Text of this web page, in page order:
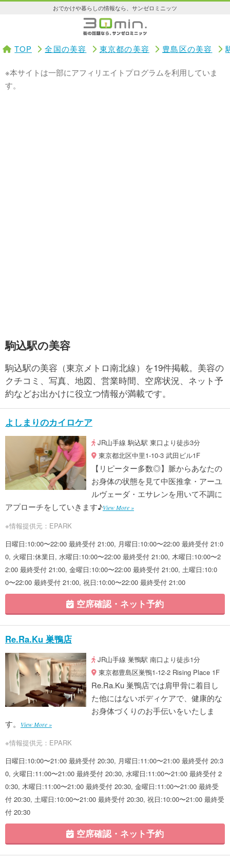
おでかけや暮らしの情報なら、サンゼロミニッツ
TOP 全国の美容 東京都の美容 豊島区の美容
※本サイトは一部にアフィリエイトプログラムを利用していま
す。
駒込駅の美容
駒込駅の美容（東京メトロ南北線）を19件掲載。美容の
クチコミ、写真、地図、営業時間、空席状況、ネット予
約などお出かけに役立つ情報が満載です。
よしまりのカイロケア
JR山手線 駒込駅 東口より徒歩3分
東京都北区中里1-10-3 武田ビル1F
【リピーター多数◎】脈からあなたの
お身体の状態を見て中医推拿・アーユ
ルヴェーダ・エサレンを用いて不調に
アプローチをしていきます♪View More »
※情報提供元：EPARK
日曜日:10:00〜22:00 最終受付 21:00, 月曜日:10:00〜22:00 最終受付 21:0
0, 火曜日:休業日, 水曜日:10:00〜22:00 最終受付 21:00, 木曜日:10:00〜2
2:00 最終受付 21:00, 金曜日:10:00〜22:00 最終受付 21:00, 土曜日:10:0
0〜22:00 最終受付 21:00, 祝日:10:00〜22:00 最終受付 21:00
空席確認・ネット予約
Re.Ra.Ku 巣鴨店
JR山手線 巣鴨駅 南口より徒歩1分
東京都豊島区巣鴨1-12-2 Rising Place 1F
Re.Ra.Ku 巣鴨店では肩甲骨に着目し
た他にはないボディケアで、健康的な
お身体づくりのお手伝いをいたしま
す。
View More »
※情報提供元：EPARK
日曜日:10:00〜21:00 最終受付 20:30, 月曜日:11:00〜21:00 最終受付 20:3
0, 火曜日:11:00〜21:00 最終受付 20:30, 水曜日:11:00〜21:00 最終受付 2
0:30, 木曜日:11:00〜21:00 最終受付 20:30, 金曜日:11:00〜21:00 最終受
付 20:30, 土曜日:10:00〜21:00 最終受付 20:30, 祝日:10:00〜21:00 最終受
付 20:30
空席確認・ネット予約